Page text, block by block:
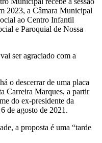
2023, a Câmara Municipal
ao Centro Infantil
e Paroquial de Nossa
ser agraciado com a
o descerrar de uma placa
Carreira Marques, a partir
do ex-presidente da
de agosto de 2021.
a proposta é uma “tarde